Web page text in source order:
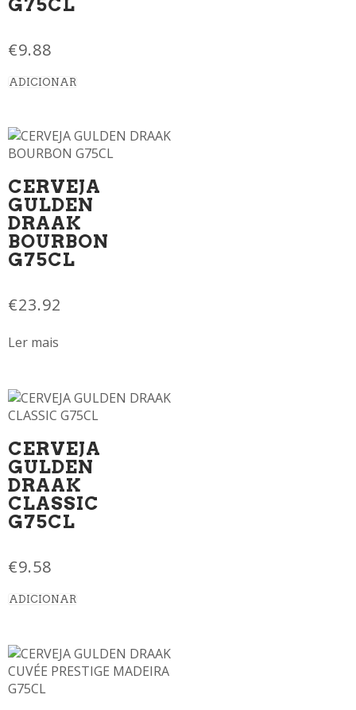
€9.88
ADICIONAR
CERVEJA
GULDEN
DRAAK
BOURBON
G75CL
€23.92
Ler mais
CERVEJA
GULDEN
DRAAK
CLASSIC
G75CL
€9.58
ADICIONAR